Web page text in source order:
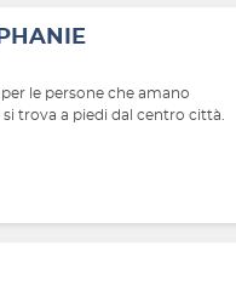
le persone che amano
trova a piedi dal centro città.